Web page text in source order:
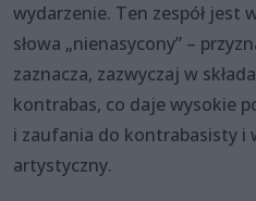
wydarzenie. Ten zespół jest
słowa „nienasycony” –
zaznacza, zazwyczaj w
kontrabas, co daje wysokie
i zaufania do kontrabasisty i
artystyczny.